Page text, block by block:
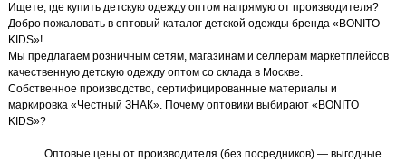
Ищете, где купить детскую одежду оптом напрямую от производителя?
Добро пожаловать в оптовый каталог детской одежды бренда «BONITO
KIDS»!
Мы предлагаем розничным сетям, магазинам и селлерам маркетплейсов
качественную детскую одежду оптом со склада в Москве.
Собственное производство, сертифицированные материалы и
маркировка «Честный ЗНАК». Почему оптовики выбирают «BONITO
KIDS»?
Оптовые цены от производителя (без посредников) — выгодные